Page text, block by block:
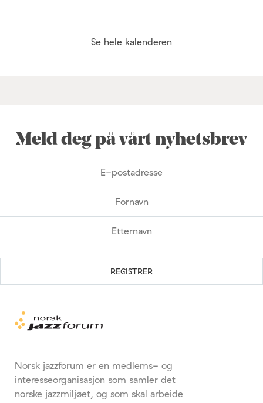
Se hele kalenderen
Meld deg på vårt nyhetsbrev
Norsk jazzforum er en medlems- og
interesseorganisasjon som samler det
norske jazzmiljøet, og som skal arbeide